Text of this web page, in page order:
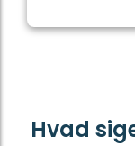
Hvad